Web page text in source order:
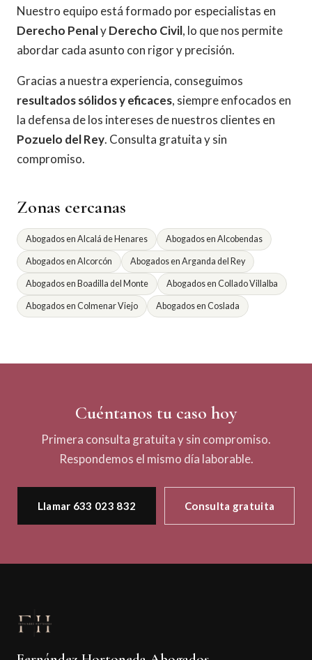
Nuestro equipo está formado por especialistas en
Derecho PenalyDerecho Civil, lo que nos permite
abordar cada asunto con rigor y precisión.
Gracias a nuestra experiencia, conseguimos
resultados sólidos y eficaces, siempre enfocados en
la defensa de los intereses de nuestros clientes en
Pozuelo del Rey. Consulta gratuita y sin
compromiso.
Zonas cercanas
Abogados en Alcalá de Henares Abogados en Alcobendas
Abogados en Alcorcón Abogados en Arganda del Rey
Abogados en Boadilla del Monte Abogados en Collado Villalba
Abogados en Colmenar Viejo Abogados en Coslada
Cuéntanos tu caso hoy
Primera consulta gratuita y sin compromiso.
Respondemos el mismo día laborable.
Llamar 633 023 832 Consulta gratuita